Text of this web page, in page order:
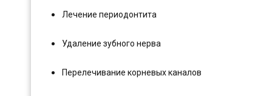
Лечение периодонтита
Удаление зубного нерва
Перелечивание корневых каналов